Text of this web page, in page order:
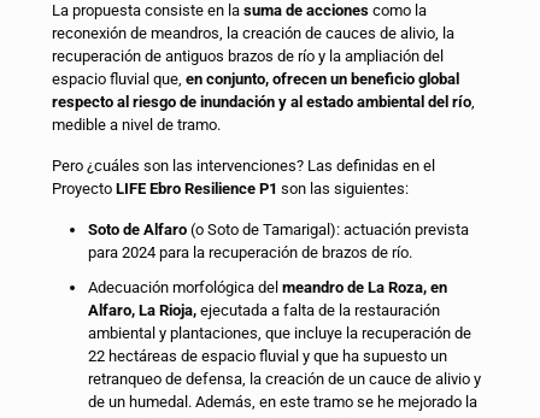
La propuesta consiste en la suma de acciones como la
reconexión de meandros, la creación de cauces de alivio, la
recuperación de antiguos brazos de río y la ampliación del
espacio fluvial que, en conjunto, ofrecen un beneficio global
respecto al riesgo de inundación y al estado ambiental del río,
medible a nivel de tramo.
Pero ¿cuáles son las intervenciones? Las definidas en el
Proyecto LIFE Ebro Resilience P1 son las siguientes:
Soto de Alfaro (o Soto de Tamarigal): actuación prevista
para 2024 para la recuperación de brazos de río.
Adecuación morfológica del meandro de La Roza, en
Alfaro, La Rioja, ejecutada a falta de la restauración
ambiental y plantaciones, que incluye la recuperación de
22 hectáreas de espacio fluvial y que ha supuesto un
retranqueo de defensa, la creación de un cauce de alivio y
de un humedal. Además, en este tramo se he mejorado la